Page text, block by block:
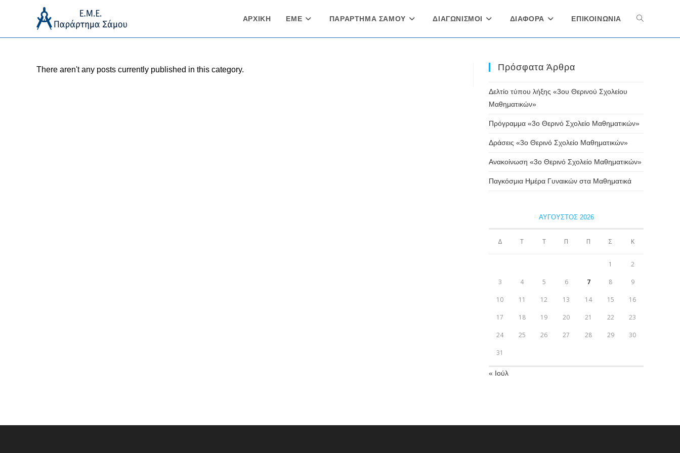
ΑΡΧΙΚΗ ΕΜΕ ΠΑΡΑΡΤΗΜΑ ΣΑΜΟΥ ΔΙΑΓΩΝΙΣΜΟΙ ΔΙΑΦΟΡΑ ΕΠΙΚΟΙΝΩΝΙΑ Toggle
There aren't any posts currently published in this category. Πρόσφατα Άρθρα
Δελτίο τύπου λήξης «3ου Θερινού Σχολείου
Μαθηματικών»
Πρόγραμμα «3ο Θερινό Σχολείο Μαθηματικών»
Δράσεις «3ο Θερινό Σχολείο Μαθηματικών»
Ανακοίνωση «3ο Θερινό Σχολείο Μαθηματικών»
Παγκόσμια Ημέρα Γυναικών στα Μαθηματικά
ΑΎΓΟΥΣΤΟΣ 2026
Δ Τ Τ Π Π Σ Κ
1 2
3 4 5 6 7 8 9
10 11 12 13 14 15 16
17 18 19 20 21 22 23
24 25 26 27 28 29 30
31
« Ιούλ